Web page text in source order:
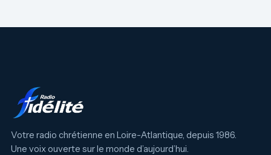
Votre radio chrétienne en Loire-Atlantique, depuis 1986.
Une voix ouverte sur le monde d’aujourd’hui.